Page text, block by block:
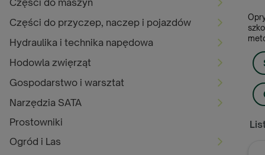
Części do maszyn
Części do przyczep, naczep i pojazdów
Hydraulika i technika napędowa
Hodowla zwięrząt
Gospodarstwo i warsztat
Narzędzia SATA
Prostowniki
Ogród i Las